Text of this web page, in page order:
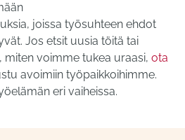
joissa työsuhteen ehdot
Jos etsit uusia töitä tai
miten voimme tukea uraasi, ota
avoimiin työpaikkoihimme.
eri vaiheissa.